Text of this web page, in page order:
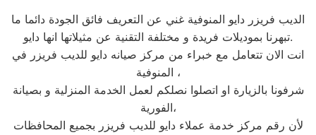
الديب فريزر دايو المنوفية غني عن التعريف فائق الجودة دائما ما
تبهرنا بموديلات فريدة و مختلفة التقنية عن مثيلاتها انها دايو.
انت الان تتعامل مع خبراء من مركز صيانه دايو للديب فريزر في
المنوفية ،
شرفونا بالزيارة او اتصلوا نصلكم لعمل الخدمة المنزلية و بصيانة
الفورية،
لأن رقم مركز خدمة عملاء دايو للديب فريزر بجميع المحافظات